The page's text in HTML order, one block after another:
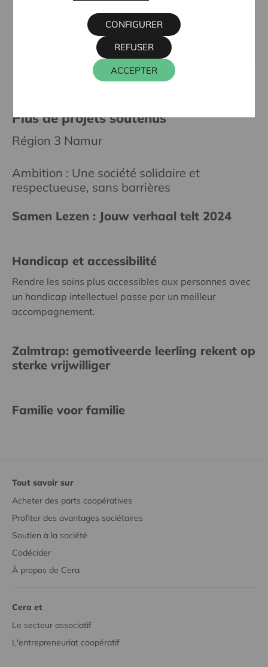
CHRISTOPHE KEVELAER
016 27 96 23
christophe.kevelaer@cera.coop
Plus de projets soutenus
Région 3 Namur
Ambition : Une société solidaire et
respectueuse, sans barrières
Samen Lezen : Jouw verhaal telt 2024
Handicap et accessibilité
Rendre les soins plus accessibles aux personnes avec
un handicap intellectuel passe par un meilleur
accompagnement.
Zalmtrap: gemotiveerde leerling rekent op
sterke vrijwilliger
Familie voor familie
Tout savoir sur
Acheter des parts coopératives
Profiter des avantages sociétaires
Soutien à la société
Codécider
À propos de Cera
Cera et
Le secteur associatif
L'entrepreneuriat coopératif
ACCEPTER
REFUSER
CONFIGURER